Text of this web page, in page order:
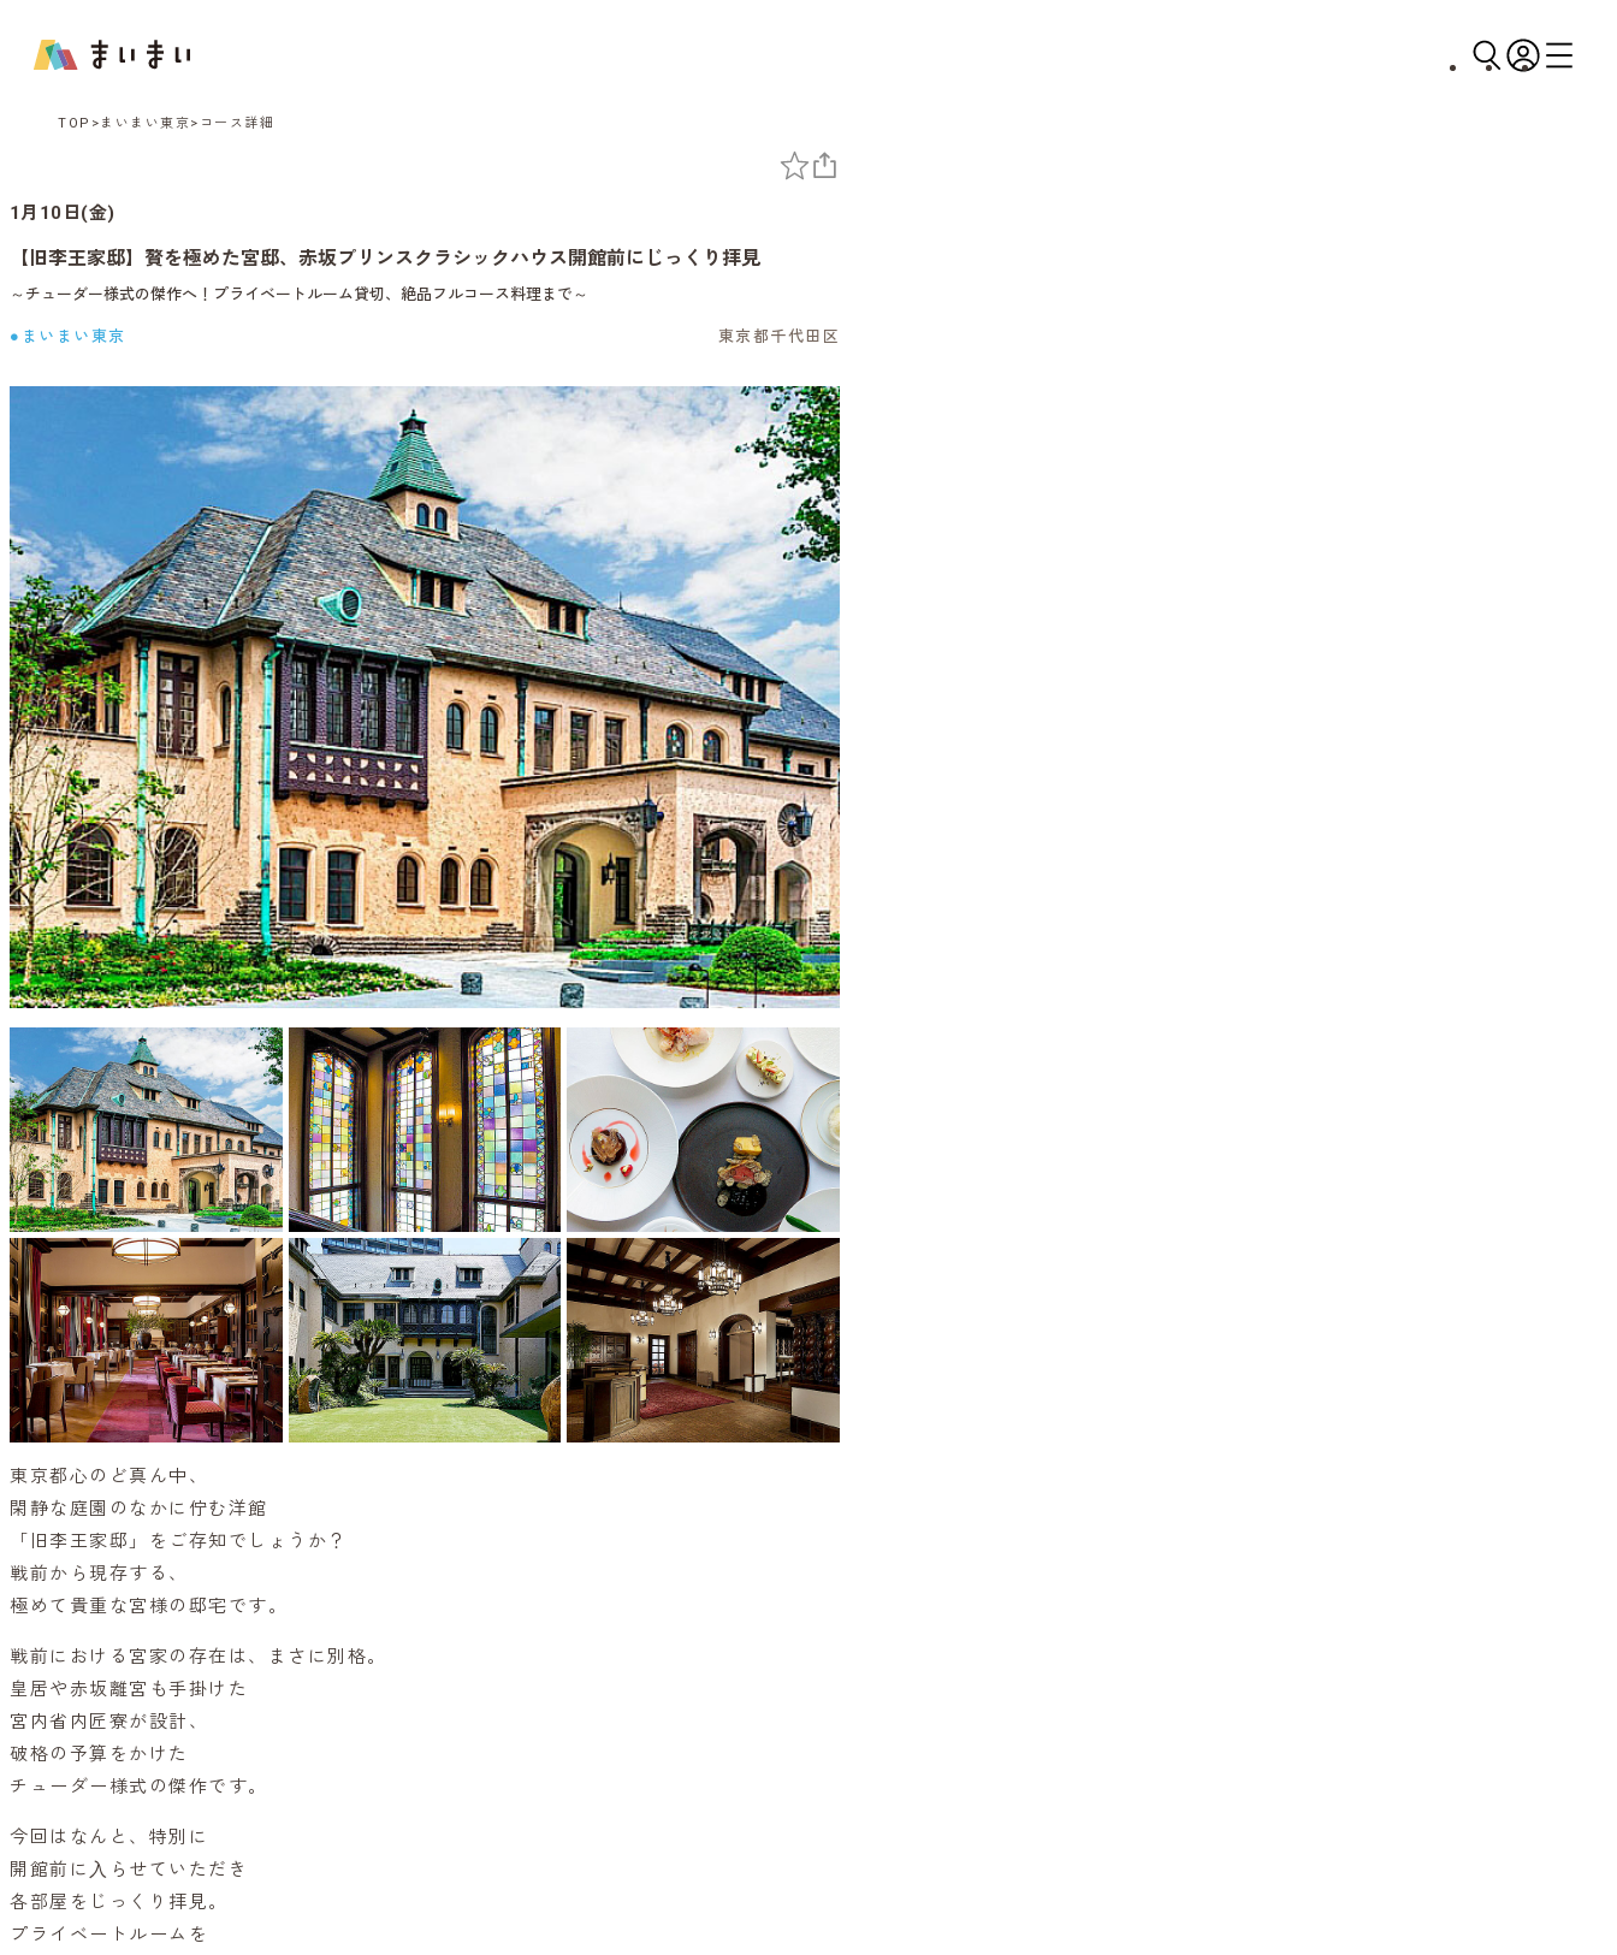
TOP まいまい東京 コース詳細
1月10日(金)
【旧李王家邸】贅を極めた宮邸、赤坂プリンスクラシックハウス開館前にじっくり拝見
～チューダー様式の傑作へ！プライベートルーム貸切、絶品フルコース料理まで～
●まいまい東京 東京都千代田区
東京都心のど真ん中、
閑静な庭園のなかに佇む洋館
「旧李王家邸」をご存知でしょうか？
戦前から現存する、
極めて貴重な宮様の邸宅です。
戦前における宮家の存在は、まさに別格。
皇居や赤坂離宮も手掛けた
宮内省内匠寮が設計、
破格の予算をかけた
チューダー様式の傑作です。
今回はなんと、特別に
開館前に⼊らせていただき
各部屋をじっくり拝見。
プライベートルームを